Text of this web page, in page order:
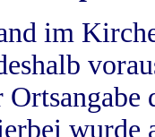
im
wurde